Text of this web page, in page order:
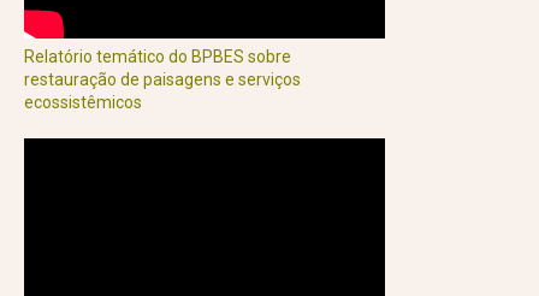
Relatório temático do BPBES sobre
restauração de paisagens e serviços
ecossistêmicos